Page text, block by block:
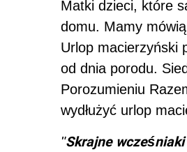
Matki dzieci, które
domu. Mamy
Urlop macierzyński
od dnia porodu.
Porozumieniu
wydłużyć urlop
"Skrajne